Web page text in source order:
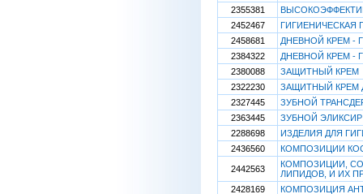
2355381
2452467
ГИГИЕНИЧЕСКАЯ
2458681
ДНЕВНОЙ КРЕМ -
2384322
ДНЕВНОЙ КРЕМ -
2380088
ЗАЩИТНЫЙ КРЕМ
2322230
ЗАЩИТНЫЙ КРЕМ
2327445
ЗУБНОЙ
2363445
ЗУБНОЙ
2288698
ИЗДЕЛИЯ ДЛЯ
2436560
КОМПОЗИЦИИ
2442563
КОМПОЗИЦИИ,
ЛИПИДОВ, И ИХ
2428169
КОМПОЗИЦИЯ